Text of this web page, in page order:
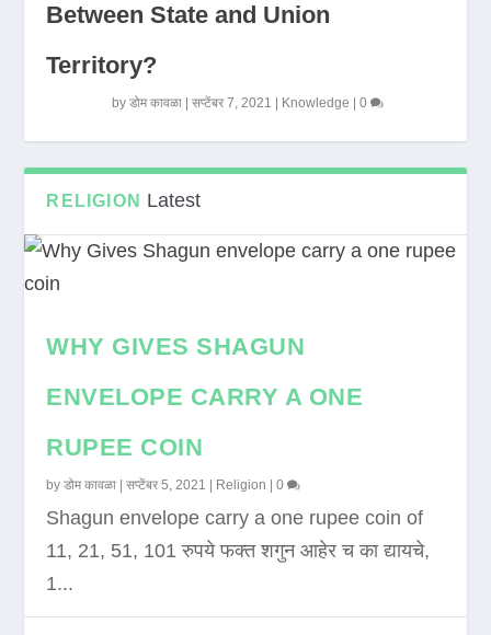
Between State and Union
Territory?
byडोम कावळा |सप्टेंबर 7, 2021 Knowledge |0
RELIGION Latest
WHY GIVES SHAGUN
ENVELOPE CARRY A ONE
RUPEE COIN
byडोम कावळा |सप्टेंबर 5, 2021 Religion |0
Shagun envelope carry a one rupee coin of
11, 21, 51, 101 रुपये फक्त शगुन आहेर च का द्यायचे,
1...